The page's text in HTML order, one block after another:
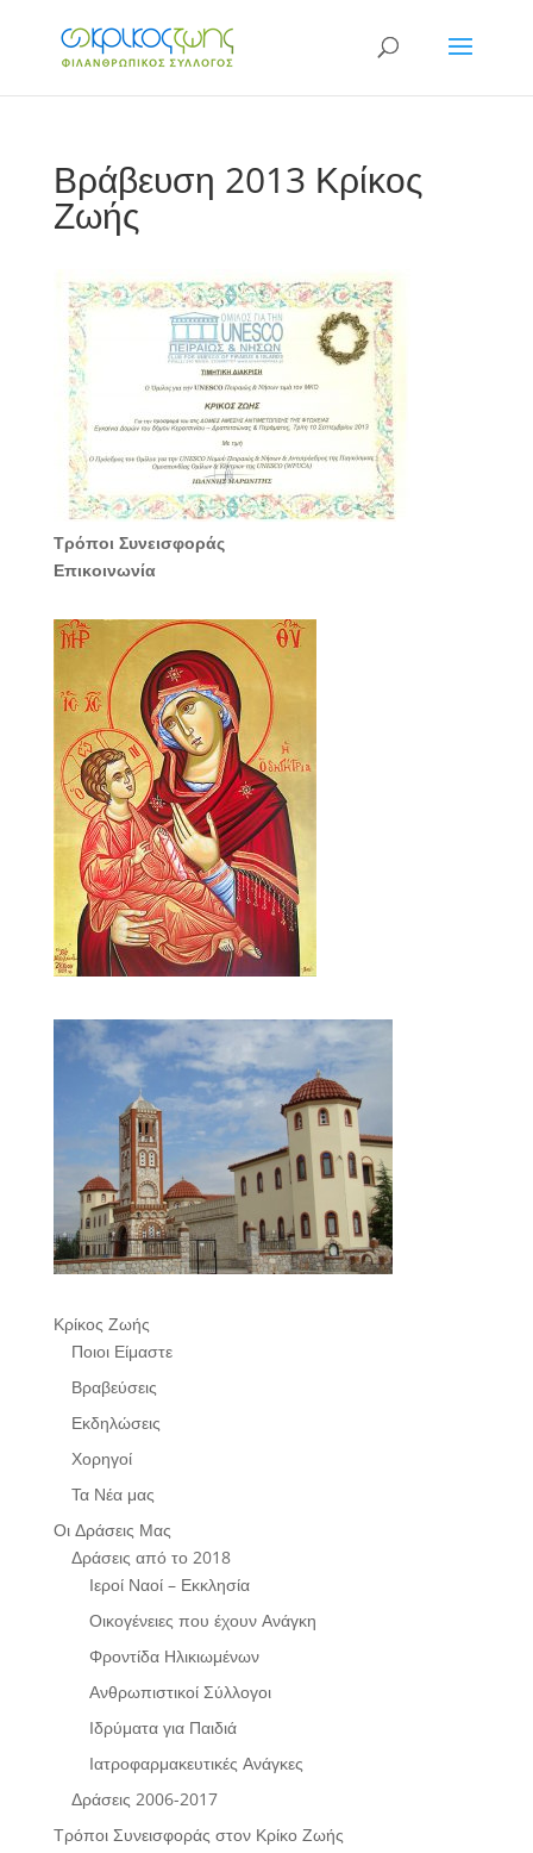
Βράβευση 2013 Κρίκος
Ζωής
Τρόποι Συνεισφοράς
Επικοινωνία
Κρίκος Ζωής
Ποιοι Είμαστε
Βραβεύσεις
Εκδηλώσεις
Χορηγοί
Τα Νέα μας
Οι Δράσεις Μας
Δράσεις από το 2018
Ιεροί Ναοί – Εκκλησία
Οικογένειες που έχουν Ανάγκη
Φροντίδα Ηλικιωμένων
Ανθρωπιστικοί Σύλλογοι
Ιδρύματα για Παιδιά
Ιατροφαρμακευτικές Ανάγκες
Δράσεις 2006-2017
Τρόποι Συνεισφοράς στον Κρίκο Ζωής